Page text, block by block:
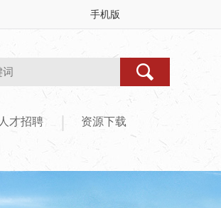
手机版
人才招聘 | 资源下载